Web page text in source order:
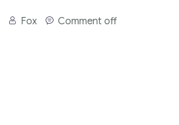
Fox Comment off